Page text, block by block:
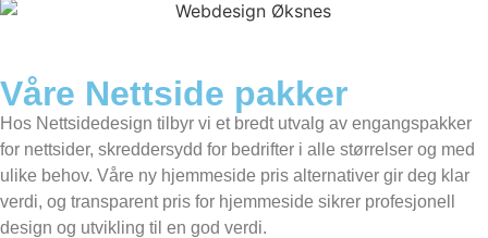
Våre Nettside pakker
Hos Nettsidedesign tilbyr vi et bredt utvalg av engangspakker
for nettsider, skreddersydd for bedrifter i alle størrelser og med
ulike behov. Våre ny hjemmeside pris alternativer gir deg klar
verdi, og transparent pris for hjemmeside sikrer profesjonell
design og utvikling til en god verdi.